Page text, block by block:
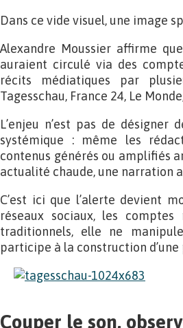
Dans ce vide visuel, une image
Alexandre Moussier affirme
auraient circulé via des
récits médiatiques par
Tagesschau, France 24, Le
L’enjeu n’est pas de
systémique : même les
contenus générés ou amplifiés
actualité chaude, une narration
C’est ici que l’alerte devient
réseaux sociaux, les
traditionnels, elle ne
participe à la construction
Couper le son,